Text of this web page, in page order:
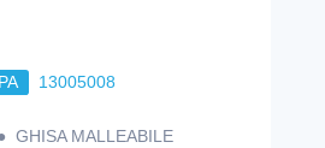
13005008
MALLEABILE